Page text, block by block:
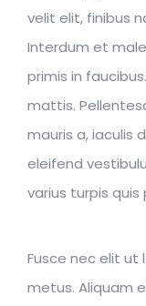
velit elit, finibus
Interdum et
primis in
mattis.
mauris a, iaculis
eleifend
varius turpis quis
Fusce nec elit
metus. Aliquam